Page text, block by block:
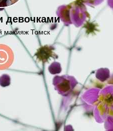
девочками
макияж Томск